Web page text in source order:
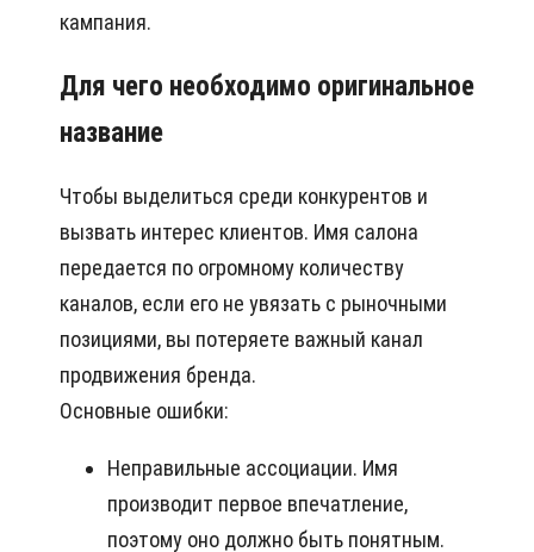
кампания.
Для чего необходимо оригинальное
название
Чтобы выделиться среди конкурентов и
вызвать интерес клиентов. Имя салона
передается по огромному количеству
каналов, если его не увязать с рыночными
позициями, вы потеряете важный канал
продвижения бренда.
Основные ошибки:
Неправильные ассоциации. Имя
производит первое впечатление,
поэтому оно должно быть понятным.